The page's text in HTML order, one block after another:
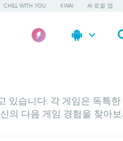
CHILL WITH YOU KWAI AI 로컬 앱
있습니다. 각 게임은 독특
의 다음 게임 경험을 찾아